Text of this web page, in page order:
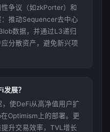
争议（如zkPorter）和
推动Sequencer去中心
数据，并通过L3递归
分散资产，避免新兴项
展？
使DeFi从高净值用户扩
Optimism上的部署。更
升交易效率，TVL增长